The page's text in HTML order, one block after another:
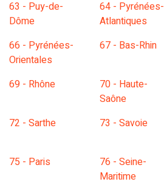
63 - Puy-de-
Dôme
64 - Pyrénées-
Atlantiques
66 - Pyrénées-
Orientales
67 - Bas-Rhin
69 - Rhône
70 - Haute-
Saône
72 - Sarthe
73 - Savoie
75 - Paris
76 - Seine-
Maritime